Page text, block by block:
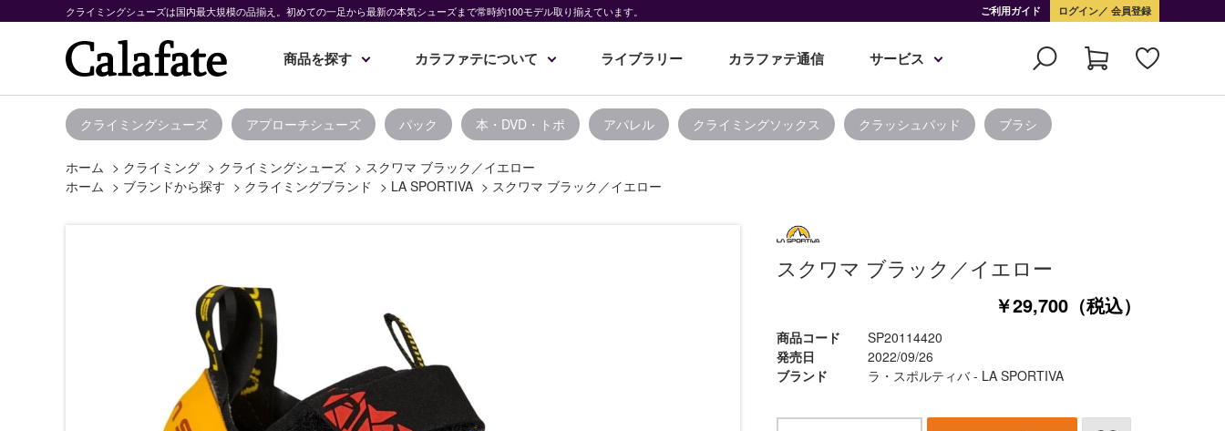
クライミングシューズは国内最大規模の品揃え。初めての一足から最新の本気シューズまで常時約100モデル取り揃えています。 ご利用ガイド ログイン 会員登録
商品を探す カラファテについて ライブラリー カラファテ通信 サービス
クライミングシューズ アプローチシューズ パック 本・DVD・トポ アパレル クライミングソックス クラッシュパッド ブラシ
ホーム > クライミング > クライミングシューズ > スクワマ ブラック／イエロー
ホーム > ブランドから探す > クライミングブランド > LA SPORTIVA > スクワマ ブラック／イエロー
スクワマ ブラック／イエロー
￥29,700（税込）
商品コード
SP20114420
発売日
2022/09/26
ブランド
ラ・スポルティバ - LA SPORTIVA